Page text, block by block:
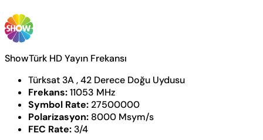
ShowTürk HD Yayın Frekansı
Türksat 3A , 42 Derece Doğu Uydusu
Frekans:11053 MHz
Symbol Rate: 27500000
Polarizasyon: 8000 Msym/s
FEC Rate: 3/4